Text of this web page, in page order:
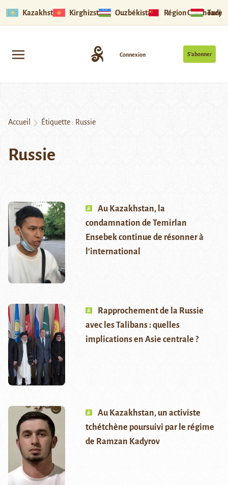
Kazakhstan Kirghizstan Ouzbékistan Région Ouïghoure
S’abonner
Connexion
Accueil Étiquette : Russie
Russie
Au Kazakhstan, la
condamnation de Temirlan
Ensebek continue de résonner à
l’international
Rapprochement de la Russie
avec les Talibans : quelles
implications en Asie centrale ?
Au Kazakhstan, un activiste
tchétchène poursuivi par le régime
de Ramzan Kadyrov